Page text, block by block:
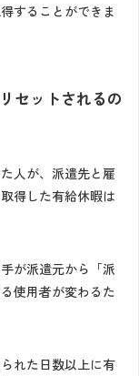
することができま
セットされるの
人が、派遣先と雇
得した有給休暇は
が派遣元から「派
使用者が変わるた
れた日数以上に有